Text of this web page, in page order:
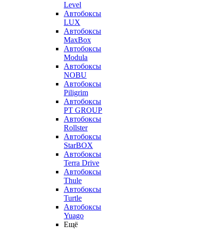
Level
Автобоксы
LUX
Автобоксы
MaxBox
Автобоксы
Modula
Автобоксы
NOBU
Автобоксы
Piligrim
Автобоксы
PT GROUP
Автобоксы
Rollster
Автобоксы
StarBOX
Автобоксы
Terra Drive
Автобоксы
Thule
Автобоксы
Turtle
Автобоксы
Yuago
Ещё